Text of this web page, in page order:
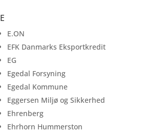
E
E.ON
EFK Danmarks Eksportkredit
EG
Egedal Forsyning
Egedal Kommune
Eggersen Miljø og Sikkerhed
Ehrenberg
Ehrhorn Hummerston